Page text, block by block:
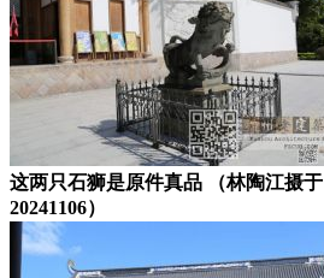
这两只石狮是原件真品 （林陶江摄于
20241106）